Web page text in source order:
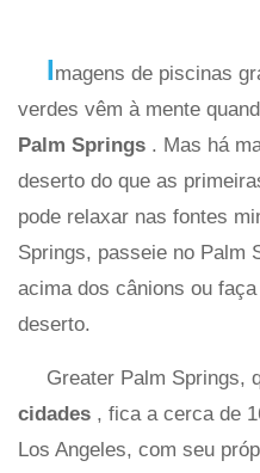
Imagens de piscinas
verdes vêm à mente
Palm Springs . Mas há
deserto do que as
pode relaxar nas fontes
Springs, passeie no Palm
acima dos cânions ou
deserto.
Greater Palm Springs,
cidades , fica a cerca de
Los Angeles, com seu